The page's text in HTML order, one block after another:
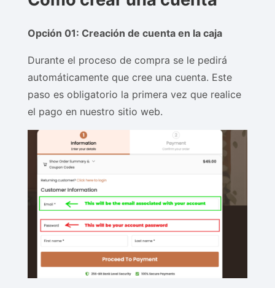
Opción 01: Creación de cuenta en la caja
Durante el proceso de compra se le pedirá
automáticamente que cree una cuenta. Este
paso es obligatorio la primera vez que realice
el pago en nuestro sitio web.